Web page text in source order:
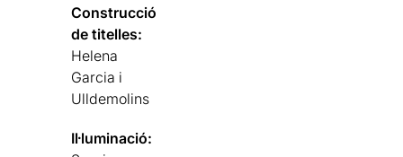
Construcció
de titelles:
Helena
Garcia i
Ulldemolins
Il·luminació: